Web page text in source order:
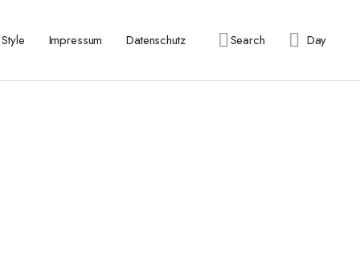
Impressum Datenschutz Search Day